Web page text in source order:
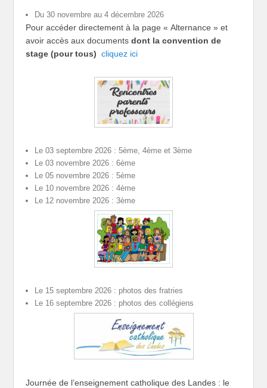
Du 30 novembre au 4 décembre 2026
Pour accéder directement à la page « Alternance » et
avoir accès aux documentsdont la convention de
stage (pour tous) cliquez ici
Le 03 septembre 2026 : 5ème, 4ème et 3ème
Le 03 novembre 2026 : 6ème
Le 05 novembre 2026 : 5ème
Le 10 novembre 2026 : 4ème
Le 12 novembre 2026 : 3ème
Le 15 septembre 2026 : photos des fratries
Le 16 septembre 2026 : photos des collégiens
Journée de l’enseignement catholique des Landes : le